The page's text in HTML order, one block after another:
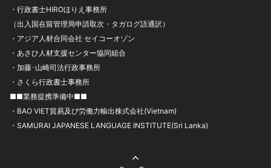
・行政書士HIROほりえ事務所
（出入国在留管理局申請取次・タガログ語通訳）
・アジア人材合同会社 セイコーオゾン
・あさひ人材支援センター協同組合
・加藤･山崎司法行政事務所
・さくら行政書士事務所
■■業務提携準備中■■
・BAO VIET貿易及び労働力輸出株式会社(Vietnam)
・SAMURAI JAPANESE LANGUAGE INSTITUTE(Sri Lanka)